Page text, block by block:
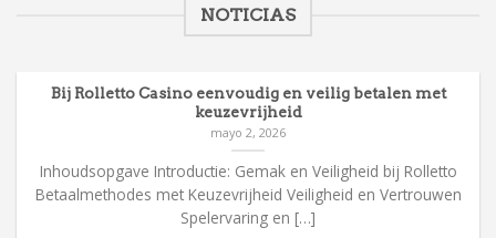
NOTICIAS
Bij Rolletto Casino eenvoudig en veilig betalen met
keuzevrijheid
mayo 2, 2026
Inhoudsopgave Introductie: Gemak en Veiligheid bij Rolletto
Betaalmethodes met Keuzevrijheid Veiligheid en Vertrouwen
Spelervaring en […]